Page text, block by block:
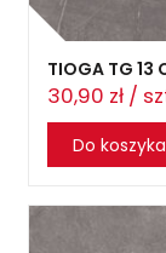
TIOGA TG 13
30,90 zł /
Do koszyka